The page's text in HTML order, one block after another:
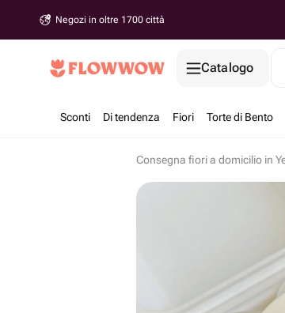
Negozi in oltre 1700 città
Catalogo
Sconti Di tendenza Fiori Torte di Bento
Consegna fiori a domicilio in